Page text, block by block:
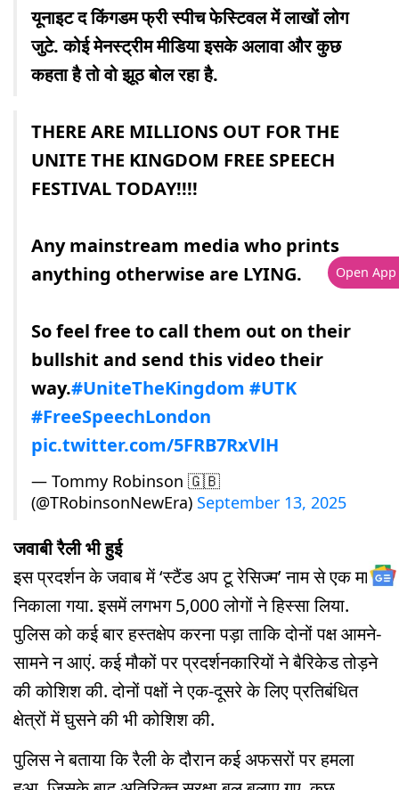
यूनाइट द किंगडम फ्री स्पीच फेस्टिवल में लाखों लोग
जुटे. कोई मेनस्ट्रीम मीडिया इसके अलावा और कुछ
कहता है तो वो झूठ बोल रहा है.
THERE ARE MILLIONS OUT FOR THE
UNITE THE KINGDOM FREE SPEECH
FESTIVAL TODAY!!!!
Any mainstream media who prints
anything otherwise are LYING.
So feel free to call them out on their
bullshit and send this video their
way.#UniteTheKingdom #UTK
#FreeSpeechLondon
pic.twitter.com/5FRB7RxVlH
— Tommy Robinson 🇬🇧
(@TRobinsonNewEra) September 13, 2025
जवाबी रैली भी हुई
इस प्रदर्शन के जवाब में ‘स्टैंड अप टू रेसिज्म’ नाम से एक मार्च
निकाला गया. इसमें लगभग 5,000 लोगों ने हिस्सा लिया.
पुलिस को कई बार हस्तक्षेप करना पड़ा ताकि दोनों पक्ष आमने-
सामने न आएं. कई मौकों पर प्रदर्शनकारियों ने बैरिकेड तोड़ने
की कोशिश की. दोनों पक्षों ने एक-दूसरे के लिए प्रतिबंधित
क्षेत्रों में घुसने की भी कोशिश की.
पुलिस ने बताया कि रैली के दौरान कई अफसरों पर हमला
Open App